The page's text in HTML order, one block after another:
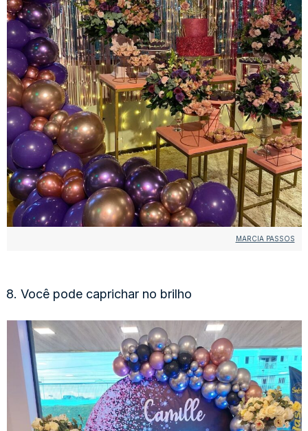
MARCIA PASSOS
8. Você pode caprichar no brilho